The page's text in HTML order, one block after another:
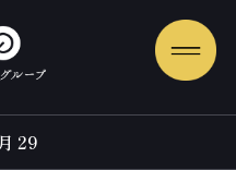
29